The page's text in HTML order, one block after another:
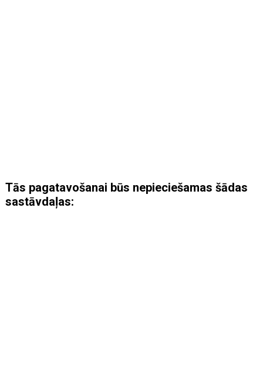
Tās pagatavošanai būs nepieciešamas šādas
sastāvdaļas: